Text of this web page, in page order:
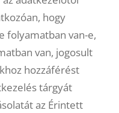
hogy
folyamatban van-e,
van, jogosult
hozzáférést
tárgyát
az Érintett